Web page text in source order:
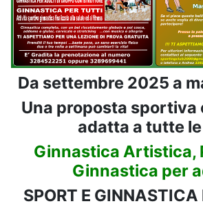
Da settembre 2025 a
Una proposta sportiva
adatta a tutte
Ginnastica Artistica,
Ginnastica per
SPORT E GINNASTICA